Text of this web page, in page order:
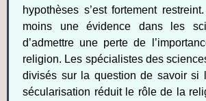
hypothèses s’est fortement
moins une évidence dans les
d’admettre une perte de
religion. Les spécialistes des
divisés sur la question de savoir si
sécularisation réduit le rôle de la